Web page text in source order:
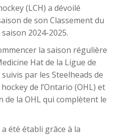
(LCH) a dévoilé
de son Classement du
2024-2025.
la saison régulière
Hat de la Ligue de
suivis par les Steelheads de
de l’Ontario (OHL) et
de la OHL qui complètent le
été établi grâce à la